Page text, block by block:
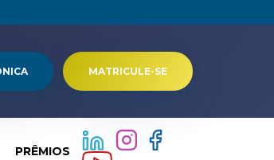
MATRICULE-SE
PRÊMIOS